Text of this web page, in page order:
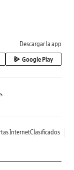
Descargar la app
Google Play
InternetClasificados